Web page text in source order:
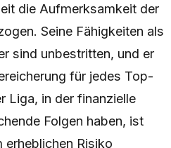
die Aufmerksamkeit der
Seine Fähigkeiten als
sind unbestritten, und er
für jedes Top-
Liga, in der finanzielle
Folgen haben, ist
erheblichen Risiko